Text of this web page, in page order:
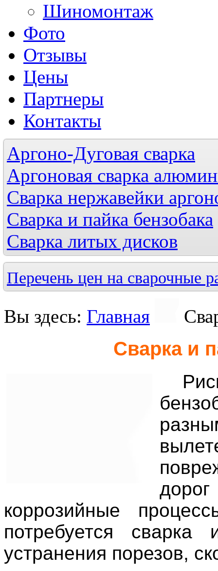
Шиномонтаж
Фото
Отзывы
Цены
Партнеры
Контакты
Аргоно-Дуговая сварка
Аргоновая сварка
Сварка нержавейки
Сварка и пайка бензобака
Сварка литых дисков
Перечень цен на сварочные
Вы здесь: Главная
Сварка и
коррозийные
потребуется
устранения порезов,